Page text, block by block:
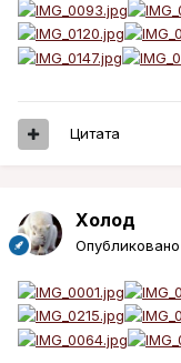
Цитата
Холод
Опубликовано